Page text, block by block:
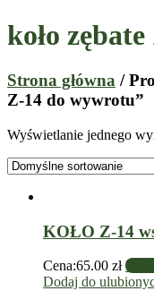
koło
Strona główna /
Z-14 do wywrotu”
Wyświetlanie jednego
KOŁO Z-14
Cena:65.00 zł
Dodaj do